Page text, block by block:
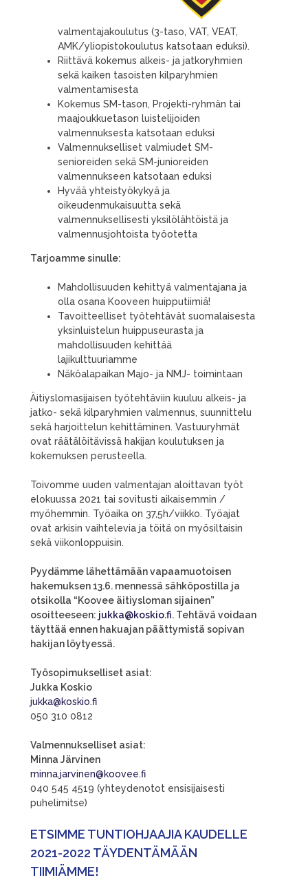
valmentajakoulutus (3-taso, VAT, VEAT,
AMK/yliopistokoulutus katsotaan eduksi).
Riittävä kokemus alkeis- ja jatkoryhmien
sekä kaiken tasoisten kilparyhmien
valmentamisesta
Kokemus SM-tason, Projekti-ryhmän tai
maajoukkuetason luistelijoiden
valmennuksesta katsotaan eduksi
Valmennukselliset valmiudet SM-
senioreiden sekä SM-junioreiden
valmennukseen katsotaan eduksi
Hyvää yhteistyökykyä ja
oikeudenmukaisuutta sekä
valmennuksellisesti yksilölähtöistä ja
valmennusjohtoista työotetta
Tarjoamme sinulle:
Mahdollisuuden kehittyä valmentajana ja
olla osana Kooveen huipputiimiä!
Tavoitteelliset työtehtävät suomalaisesta
yksinluistelun huippuseurasta ja
mahdollisuuden kehittää
lajikulttuuriamme
Näköalapaikan Majo- ja NMJ- toimintaan
Äitiyslomasijaisen työtehtäviin kuuluu alkeis- ja
jatko- sekä kilparyhmien valmennus, suunnittelu
sekä harjoittelun kehittäminen. Vastuuryhmät
ovat räätälöitävissä hakijan koulutuksen ja
kokemuksen perusteella.
Toivomme uuden valmentajan aloittavan työt
elokuussa 2021 tai sovitusti aikaisemmin /
myöhemmin. Työaika on 37,5h/viikko. Työajat
ovat arkisin vaihtelevia ja töitä on myösiltaisin
sekä viikonloppuisin.
Pyydämme lähettämään vapaamuotoisen
hakemuksen 13.6. mennessä sähköpostilla ja
otsikolla “Koovee äitiysloman sijainen”
osoitteeseen: jukka@koskio.fi. Tehtävä voidaan
täyttää ennen hakuajan päättymistä sopivan
hakijan löytyessä.
Työsopimukselliset asiat:
Jukka Koskio
jukka@koskio.fi
050 310 0812
Valmennukselliset asiat:
Minna Järvinen
minna.jarvinen@koovee.fi
040 545 4519 (yhteydenotot ensisijaisesti
puhelimitse)
ETSIMME TUNTIOHJAAJIA KAUDELLE
2021-2022 TÄYDENTÄMÄÄN
TIIMIÄMME!